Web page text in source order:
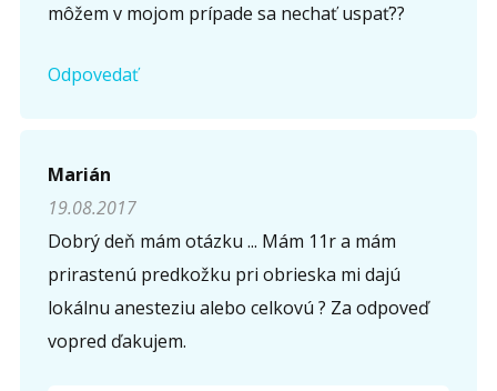
môžem v mojom prípade sa nechať uspať??
Odpovedať
Marián
19.08.2017
Dobrý deň mám otázku ... Mám 11r a mám
prirastenú predkožku pri obrieska mi dajú
lokálnu anesteziu alebo celkovú ? Za odpoveď
vopred ďakujem.